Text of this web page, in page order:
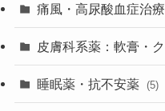
痛風・高尿酸血症治
皮膚科系薬：軟膏・
睡眠薬・抗不安薬 (5)